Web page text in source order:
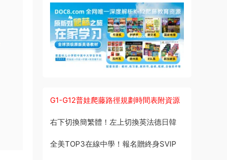
G1-G12普娃爬藤路徑規劃時間表附資源
右下切換簡繁體！左上切換英法德日韓
全美TOP3在線中學！報名贈終身SVIP